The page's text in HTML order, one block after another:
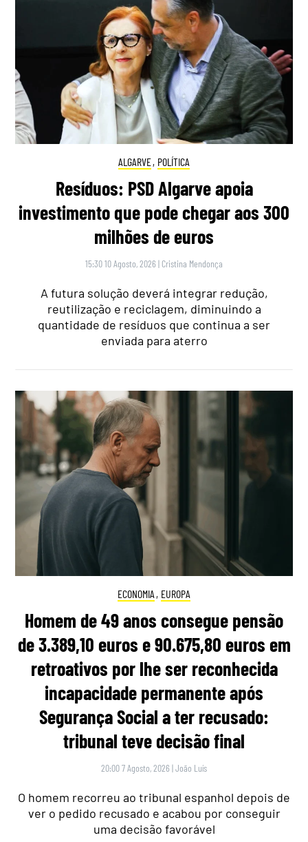
ALGARVE, POLÍTICA
Resíduos: PSD Algarve apoia
investimento que pode chegar aos 300
milhões de euros
15:30 10 Agosto, 2026 | Cristina Mendonça
A futura solução deverá integrar redução,
reutilização e reciclagem, diminuindo a
quantidade de resíduos que continua a ser
enviada para aterro
ECONOMIA , EUROPA
Homem de 49 anos consegue pensão
de 3.389,10 euros e 90.675,80 euros em
retroativos por lhe ser reconhecida
incapacidade permanente após
Segurança Social a ter recusado:
tribunal teve decisão final
20:00 7 Agosto, 2026 |João Luís
O homem recorreu ao tribunal espanhol depois de
ver o pedido recusado e acabou por conseguir
uma decisão favorável